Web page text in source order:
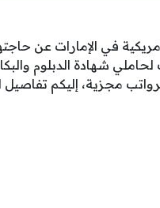
في الإمارات عن
شهادة الدبلوم
مجزية، إليكم تفاصيل